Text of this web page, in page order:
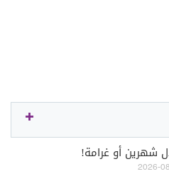
شهرين أو غرامة!